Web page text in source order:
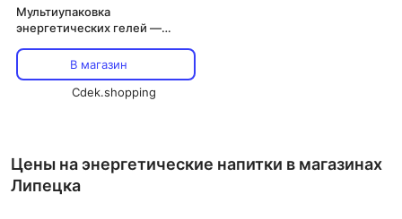
Мультиупаковка
энергетических гелей —
В магазин
Cdek.shopping
Цены на энергетические напитки в магазинах
Липецка